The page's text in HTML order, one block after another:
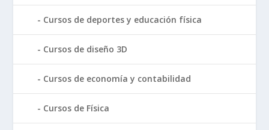
Cursos de deportes y educación física
Cursos de diseño 3D
Cursos de economía y contabilidad
Cursos de Física